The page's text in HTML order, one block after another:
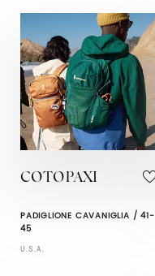
COTOPAXI
PADIGLIONE CAVANIGLIA / 41-
45
U.S.A.